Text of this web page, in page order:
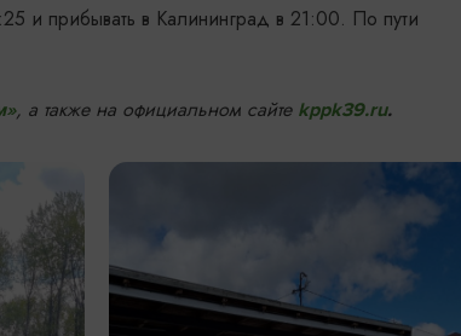
и прибывать в Калининград в 21:00. По пути
, а также на официальном сайте kppk39.ru.